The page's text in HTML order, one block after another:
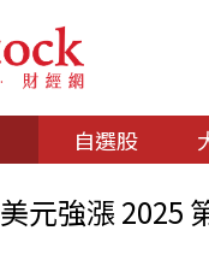
自選股
美元強漲 2025